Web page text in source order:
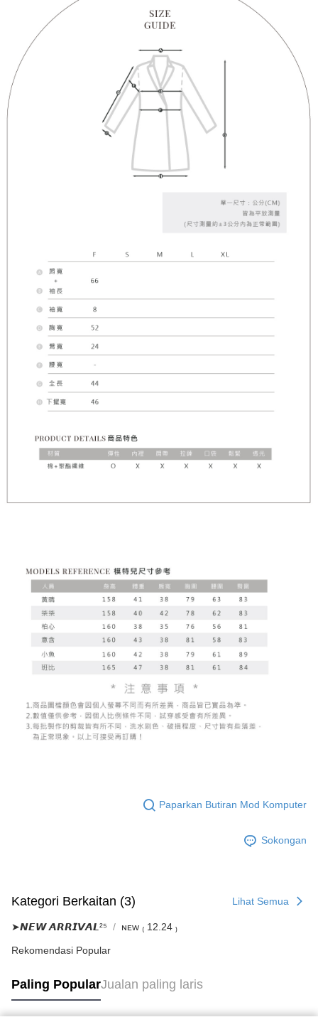
Paparkan Butiran Mod Komputer
Sokongan
Kategori Berkaitan (3) Lihat Semua
➤𝙉𝙀𝙒 𝘼𝙍𝙍𝙄𝙑𝘼𝙇²⁵ ɴᴇᴡ ₍ 12.24 ₎
Rekomendasi Popular
Paling PopularJualan paling laris